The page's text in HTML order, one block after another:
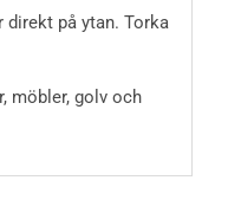
direkt på ytan. Torka
möbler, golv och